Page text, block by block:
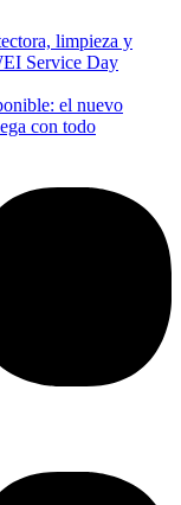
limpieza y
Service Day
el nuevo
con todo